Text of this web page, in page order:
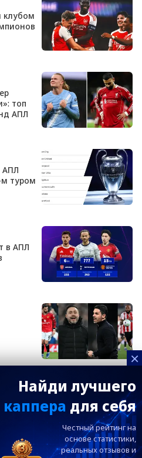
клубом
топ
АПЛ
АПЛ
м туром
в АПЛ
×
Найди лучшего
каппера для себя
Честный рейтинг на
основе статистики,
реальныхотзывов и
ФК Челси
Информация